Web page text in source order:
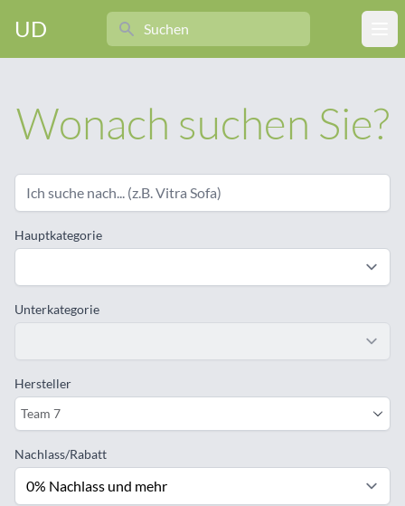
UD
Search
Wonach suchen Sie?
Hauptkategorie
Unterkategorie
Hersteller
Team 7
Nachlass/Rabatt